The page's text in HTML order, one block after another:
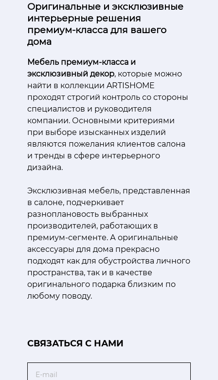
Оригинальные и эксклюзивные
интерьерные решения
премиум-класса для вашего
дома
Мебель премиум-класса и
эксклюзивный декор, которые можно
найти в коллекции ARTISHOME
проходят строгий контроль со стороны
специалистов и руководителя
компании. Основными критериями
при выборе изысканных изделий
являются пожелания клиентов салона
и тренды в сфере интерьерного
дизайна.
Эксклюзивная мебель, представленная
в салоне, подчеркивает
разноплановость выбранных
производителей, работающих в
премиум-сегменте. А оригинальные
аксессуары для дома прекрасно
подходят как для обустройства личного
пространства, так и в качестве
оригинального подарка близким по
любому поводу.
CВЯЗАТЬСЯ С НАМИ